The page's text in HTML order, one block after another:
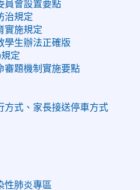
員會設置要點
治規定
實施規定
學生辦法正確版
定
審題機制實施要點
方式、家長接送停車方式
性肺炎專區